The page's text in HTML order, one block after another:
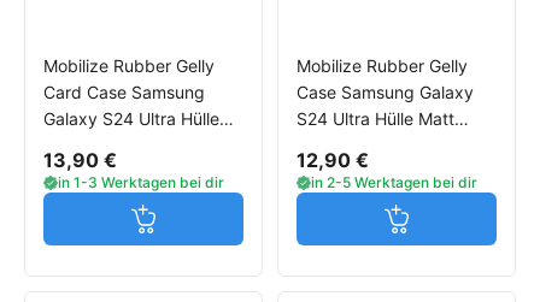
Mobilize Rubber Gelly
Card Case Samsung
Galaxy S24 Ultra Hülle
13,90 €
in 1-3 Werktagen bei dir
Jetzt in den Warenkorb
Mobilize Rubber Gelly
Case Samsung Galaxy
S24 Ultra Hülle Matt
12,90 €
in 2-5 Werktagen bei dir
Jetzt in den